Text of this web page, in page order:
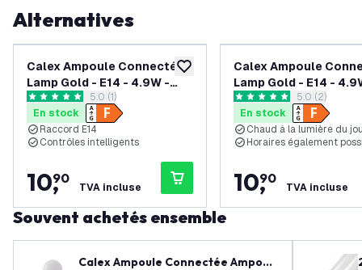
Alternatives
ajouter à la liste de souhaits
Calex Ampoule Connectée
Lamp Gold - E14 - 4.9W -
470 Lumen - 1800-3000K
ouvrir le tiroir des avis
5 étoiles de notation
5.0 (1)
En stock
Raccord E14
Contrôles intelligents
10,
90
TVA incluse
Calex Ampoule
Lamp Gold - E14 -
470 Lumen - 1800K -
- Lampe Vintage
ouvrir le
5 étoiles de notation
5.0 (2)
En stock
Chaud à la lumière du
Horaires également
10,
90
TVA incluse
Souvent achetés ensemble
Calex Ampoule Connectée Ampoul